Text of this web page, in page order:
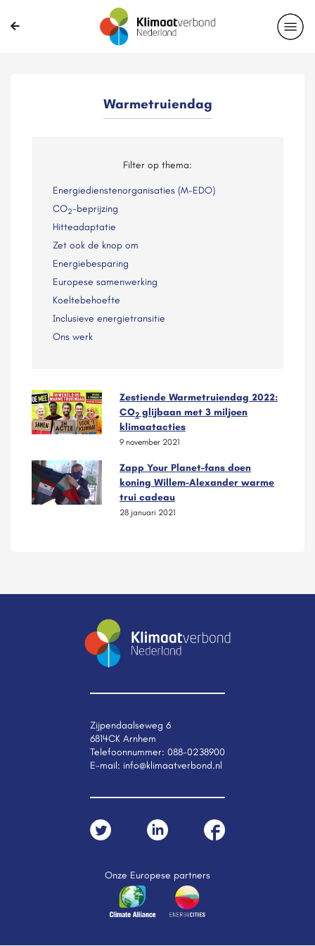
Warmetruiendag
Filter op thema:
Energiedienstenorganisaties (M-EDO)
CO2-beprijzing
Hitteadaptatie
Zet ook de knop om
Energiebesparing
Europese samenwerking
Koeltebehoefte
Inclusieve energietransitie
Ons werk
Zestiende Warmetruiendag 2022:
CO2 glijbaan met 3 miljoen
klimaatacties
9 november 2021
Zapp Your Planet-fans doen
koning Willem-Alexander warme
trui cadeau
28 januari 2021
Zijpendaalseweg 6
6814CK Arnhem
Telefoonnummer: 088-0238900
E-mail: info@klimaatverbond.nl
Onze Europese partners